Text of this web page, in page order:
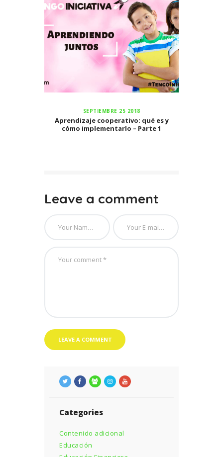
SEPTIEMBRE 25 2018
Aprendizaje cooperativo: qué es y
cómo implementarlo – Parte 1
Leave a comment
Categories
Contenido adicional
Educación